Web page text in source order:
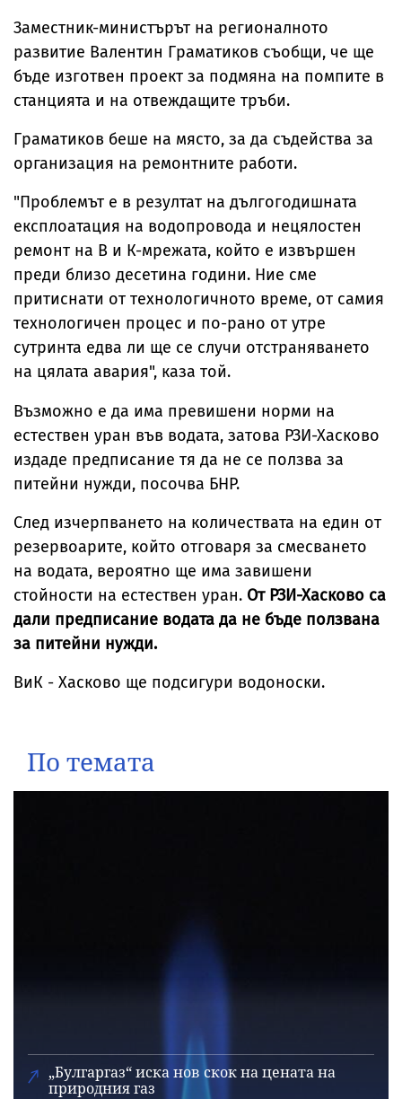
Заместник-министърът на регионалното
развитие Валентин Граматиков съобщи, че ще
бъде изготвен проект за подмяна на помпите в
станцията и на отвеждащите тръби.
Граматиков беше на място, за да съдейства за
организация на ремонтните работи.
"Проблемът е в резултат на дългогодишната
експлоатация на водопровода и нецялостен
ремонт на В и К-мрежата, който е извършен
преди близо десетина години. Ние сме
притиснати от технологичното време, от самия
технологичен процес и по-рано от утре
сутринта едва ли ще се случи отстраняването
на цялата авария", каза той.
Възможно е да има превишени норми на
естествен уран във водата, затова РЗИ-Хасково
издаде предписание тя да не се ползва за
питейни нужди, посочва БНР.
След изчерпването на количествата на един от
резервоарите, който отговаря за смесването
на водата, вероятно ще има завишени
стойности на естествен уран. От РЗИ-Хасково са
дали предписание водата да не бъде ползвана
за питейни нужди.
ВиК - Хасково ще подсигури водоноски.
По темата
„Булгаргаз“ иска нов скок на цената на
природния газ